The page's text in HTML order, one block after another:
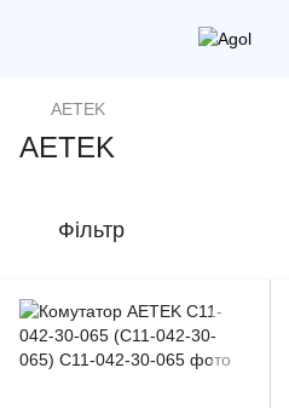
AETEK
AETEK
Фільтр